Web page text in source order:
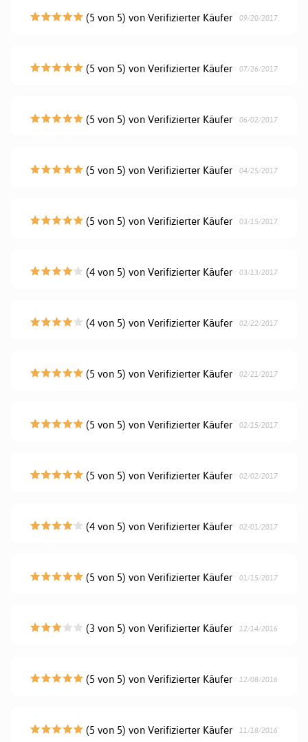
(5 von 5) von Verifizierter Käufer 09/20/2017
(5 von 5) von Verifizierter Käufer 07/26/2017
(5 von 5) von Verifizierter Käufer 06/02/2017
(5 von 5) von Verifizierter Käufer 04/25/2017
(5 von 5) von Verifizierter Käufer 03/15/2017
(4 von 5) von Verifizierter Käufer 03/13/2017
(4 von 5) von Verifizierter Käufer 02/22/2017
(5 von 5) von Verifizierter Käufer 02/21/2017
(5 von 5) von Verifizierter Käufer 02/15/2017
(5 von 5) von Verifizierter Käufer 02/02/2017
(4 von 5) von Verifizierter Käufer 02/01/2017
(5 von 5) von Verifizierter Käufer 01/15/2017
(3 von 5) von Verifizierter Käufer 12/14/2016
(5 von 5) von Verifizierter Käufer 12/08/2016
(5 von 5) von Verifizierter Käufer 11/18/2016